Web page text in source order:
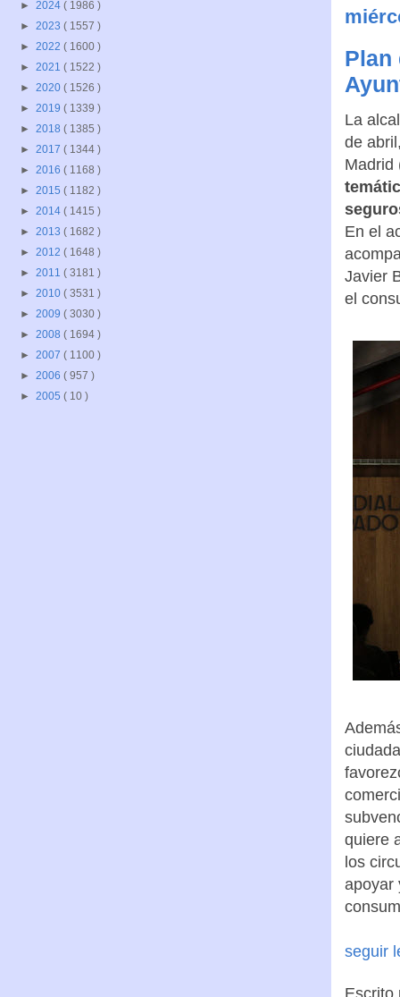
Plan
La
de
Madrid
En el
Javier
el
quiere
los
apoyar
seguir
► 2024 ( 1986 )
► 2023 ( 1557 )
► 2022 ( 1600 )
► 2021 ( 1522 )
► 2020 ( 1526 )
► 2019 ( 1339 )
► 2018 ( 1385 )
► 2017 ( 1344 )
► 2016 ( 1168 )
► 2015 ( 1182 )
► 2014 ( 1415 )
► 2013 ( 1682 )
► 2012 ( 1648 )
► 2011 ( 3181 )
► 2010 ( 3531 )
► 2009 ( 3030 )
► 2008 ( 1694 )
► 2007 ( 1100 )
► 2006 ( 957 )
► 2005 ( 10 )